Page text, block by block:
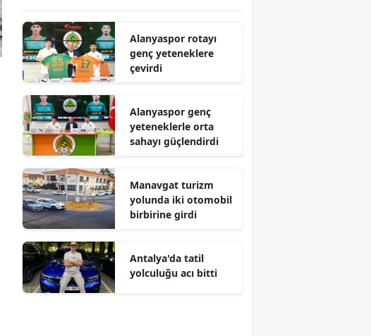
Alanyaspor rotayı
genç yeteneklere
çevirdi
Alanyaspor genç
yeteneklerle orta
sahayı güçlendirdi
Manavgat turizm
yolunda iki otomobil
birbirine girdi
Antalya'da tatil
yolculuğu acı bitti